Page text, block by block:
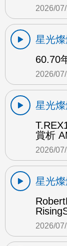
2026/
星光燦
60.70
2026/
星光燦
賞析
2026/
星光燦
2026/